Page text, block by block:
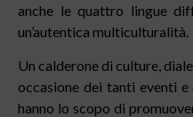
anche le quattro lingue
un’autentica multiculturalità.
Un calderone di culture,
occasione dei tanti eventi
hanno lo scopo di